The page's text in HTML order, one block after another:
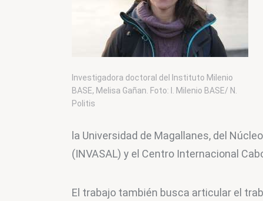
Investigadora doctoral del Instituto Milenio
BASE, Melisa Gañan. Foto: I. Milenio BASE/ N.
Politis
la Universidad de Magallanes, del
(INVASAL) y el Centro Internacional
El trabajo también busca articular el